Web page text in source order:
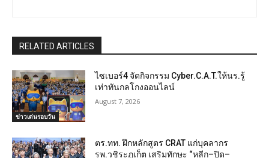
RELATED ARTICLES
ข่าวเด่นรอบวัน
ไซเบอร์4 จัดกิจกรรม Cyber.C.A.T.ให้นร.รู้
เท่าทันกลโกงออนไลน์
August 7, 2026
ตร.ทท. ฝึกหลักสูตร CRAT แก่บุคลากร
รพ.วชิระภูเก็ต เสริมทักษะ “หลีก–ปิด–